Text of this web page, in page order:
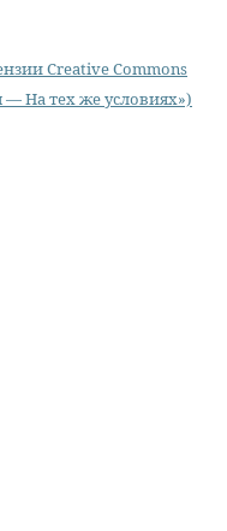
Creative Commons
На тех же условиях»)